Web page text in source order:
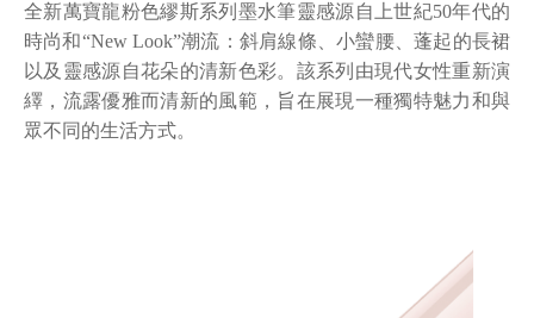
全新萬寶龍粉色繆斯系列墨水筆靈感源自上世紀50年代的
時尚和“New Look”潮流：斜肩線條、小蠻腰、蓬起的長裙
以及靈感源自花朵的清新色彩。該系列由現代女性重新演
繹，流露優雅而清新的風範，旨在展現一種獨特魅力和與
眾不同的生活方式。